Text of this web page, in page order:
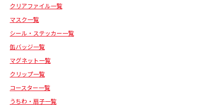
クリアファイル一覧
マスク一覧
シール・ステッカー一覧
缶バッジ一覧
マグネット一覧
クリップ一覧
コースター一覧
うちわ・扇子一覧